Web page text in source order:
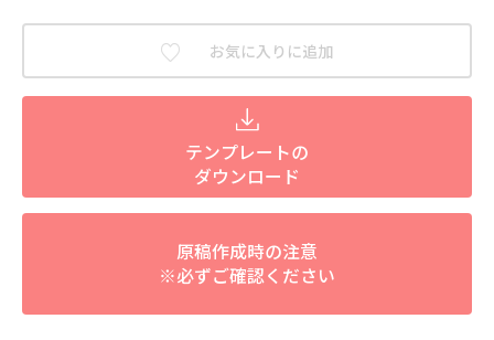
お気に入りに追加
テンプレートの
ダウンロード
原稿作成時の注意
※必ずご確認ください